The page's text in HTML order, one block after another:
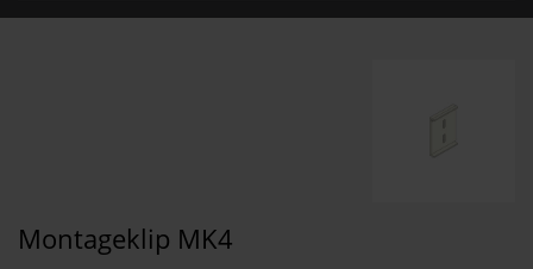
Montageklip MK4